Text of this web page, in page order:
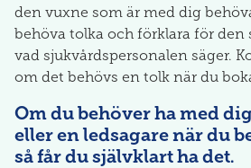
den vuxne som är med dig
behöva tolka och förklara för den
vad sjukvårdspersonalen säger.
om det behövs en tolk när du
Om du behöver ha med
eller en ledsagare när du
så får du självklart ha det.